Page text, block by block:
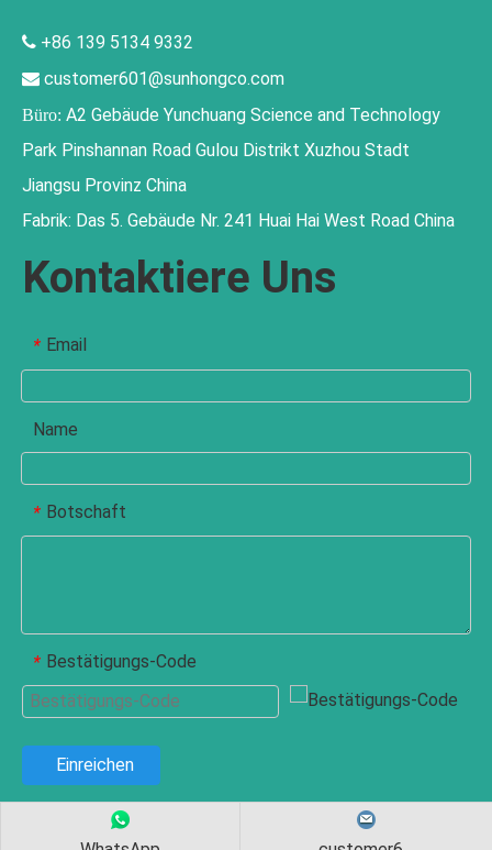
 +86 139 5134 9332
 customer601@sunhongco.com
Büro: A2 Gebäude Yunchuang Science and Technology
Park Pinshannan Road Gulou Distrikt Xuzhou Stadt
Jiangsu Provinz China
Fabrik: Das 5. Gebäude Nr. 241 Huai Hai West Road China
Kontaktiere Uns
* Email
Name
* Botschaft
* Bestätigungs-Code
Einreichen